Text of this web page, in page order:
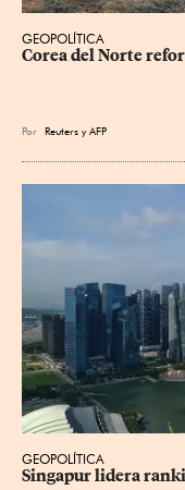
GEOPOLÍTICA
Corea del Norte
Por Reuters yAFP
GEOPOLÍTICA
Singapur lidera